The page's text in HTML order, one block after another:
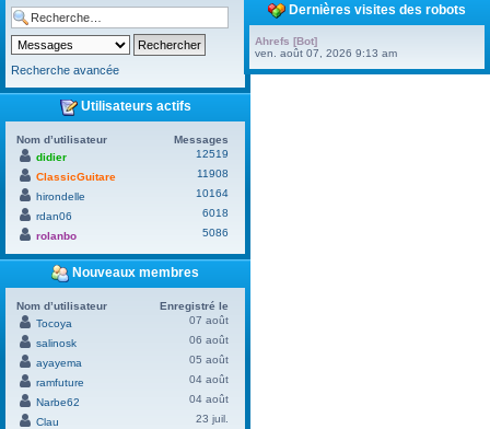
Recherche avancée
Utilisateurs actifs
Nom d’utilisateur
Messages
didier
12519
ClassicGuitare
11908
hirondelle
10164
rdan06
6018
rolanbo
5086
Nouveaux membres
Nom d’utilisateur
Enregistré le
Tocoya
07 août
salinosk
06 août
ayayema
05 août
ramfuture
04 août
Narbe62
04 août
Clau
23 juil.
Dernières visites des robots
Ahrefs [Bot]
ven. août 07, 2026 9:13 am